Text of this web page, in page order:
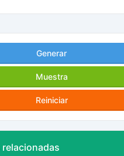
Generar
Muestra
Reiniciar